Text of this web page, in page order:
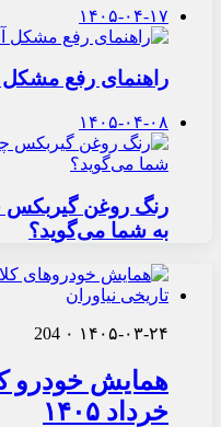
۱۴۰۵-۰۴-۱۷
راهنمای رفع
۱۴۰۵-۰۴-۰۸
رنگ روغن گیربکس
به شما می‌گوید؟
۱۴۰۵-۰۳-۲۴ ۰ 204
همایش خودرو
خرداد ۱۴۰۵